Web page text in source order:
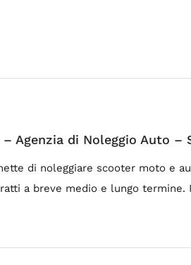
Agenzia di Noleggio Auto –
di noleggiare scooter moto e
a breve medio e lungo